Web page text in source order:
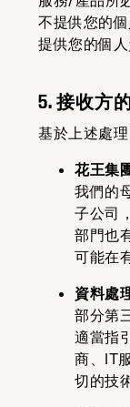
不提供您的
提供您的個
5. 接收方
基於上述處
花王集
我們的
子公司
部門也
可能在
資料處
部分第
適當指
商、IT
切的技